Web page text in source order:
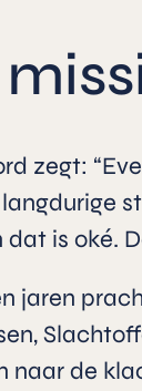
zegt:
is oké.
jaren
naar de